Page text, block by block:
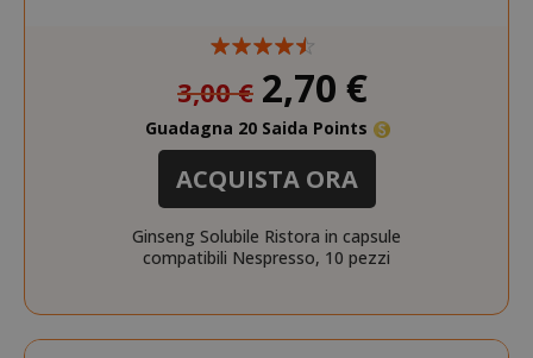
3,00 €
Prezzo
speciale
2,70 €
Guadagna 20 Saida Points
ACQUISTA ORA
Ginseng Solubile Ristora in capsule
compatibili Nespresso, 10 pezzi